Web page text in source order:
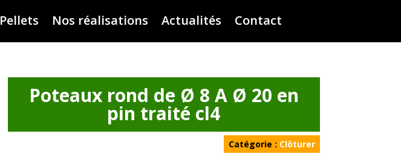
Pellets Nos réalisations Actualités Contact
Poteaux rond de Ø 8 A Ø 20 en
pin traité cl4
Catégorie : Clôturer